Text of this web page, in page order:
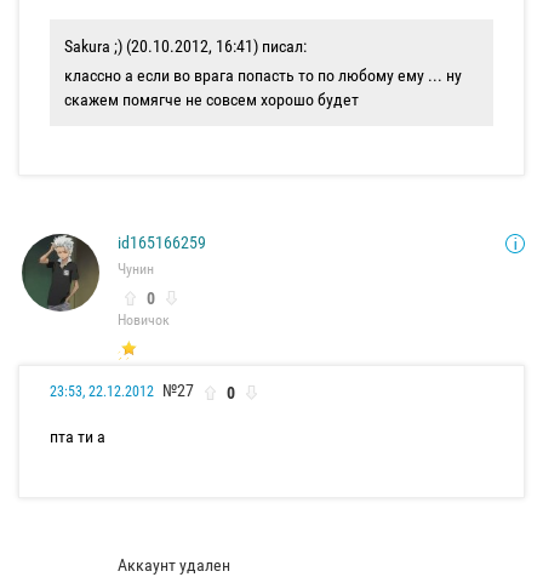
Sakura ;) (20.10.2012, 16:41) писал:
классно а если во врага попасть то по любому ему ... ну
скажем помягче не совсем хорошо будет
id165166259
Чунин
0
Новичок
23:53, 22.12.2012 №27 0
пта ти а
Аккаунт удален